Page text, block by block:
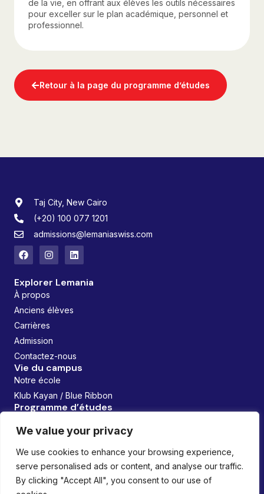
We value your privacy
We use cookies to enhance your browsing experience,
serve personalised ads or content, and analyse our traffic.
By clicking "Accept All", you consent to our use of
de la vie, en offrant aux élèves les outils nécessaires
pour exceller sur le plan académique, personnel et
professionnel.
Retour à la page du programme d’études
Taj City, New Cairo
(+20) 100 077 1201
admissions@lemaniaswiss.com
Explorer Lemania
À propos
Anciens élèves
Carrières
Admission
Contactez-nous
Vie du campus
Notre école
Klub Kayan / Blue Ribbon
Programme d’études
Athlétisme
Futurs Fondateurs
Géré par :